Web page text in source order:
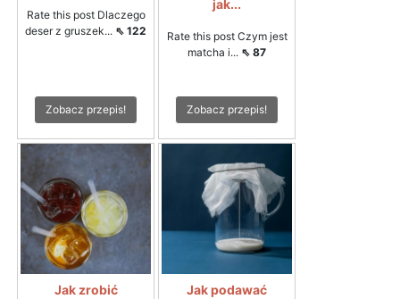
Rate this post Dlaczego
deser z gruszek... ⇖ 122
Zobacz przepis!
jak...
Rate this post Czym jest
matcha i... ⇖ 87
Zobacz przepis!
Jak zrobić
Jak podawać